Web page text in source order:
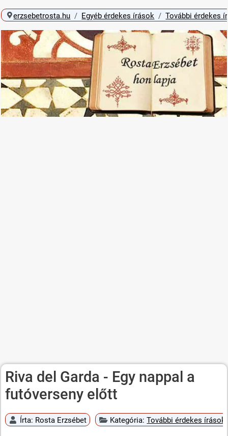
erzsebetrosta.hu Egyéb érdekes írások További érdekes
Riva del Garda - Egy nappal a
futóverseny előtt
Írta: Rosta Erzsébet Kategória:További érdekes írások